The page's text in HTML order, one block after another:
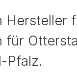
Hersteller
für
Pfalz.